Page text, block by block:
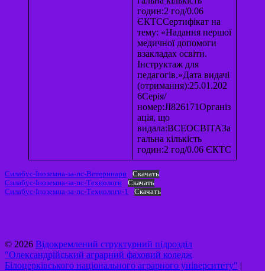
годин:2 год/0.06
ЄКТССертифікат на
тему: «Надання першої
медичної допомоги
взакладах освіти.
Інструктаж для
педагогів.»Дата видачі
(отримання):25.01.202
6Серія/
номер:JI826171Організ
ація, що
видала:ВСЕОСВІТАЗа
гальна кількість
годин:2 год/0.06 ЄКТС
Силабус-Іноземна-за-пс-Ветеринари
Скачать
Силабус-Іноземна-за-пс-Технологи
Скачать
Силабус-Іноземна-за-пс-Технологи-1
Скачать
© 2026 Відокремлений структурний підрозділ
"Олександрійський аграрний фаховий коледж
Білоцерківського національного аграрного університету" |